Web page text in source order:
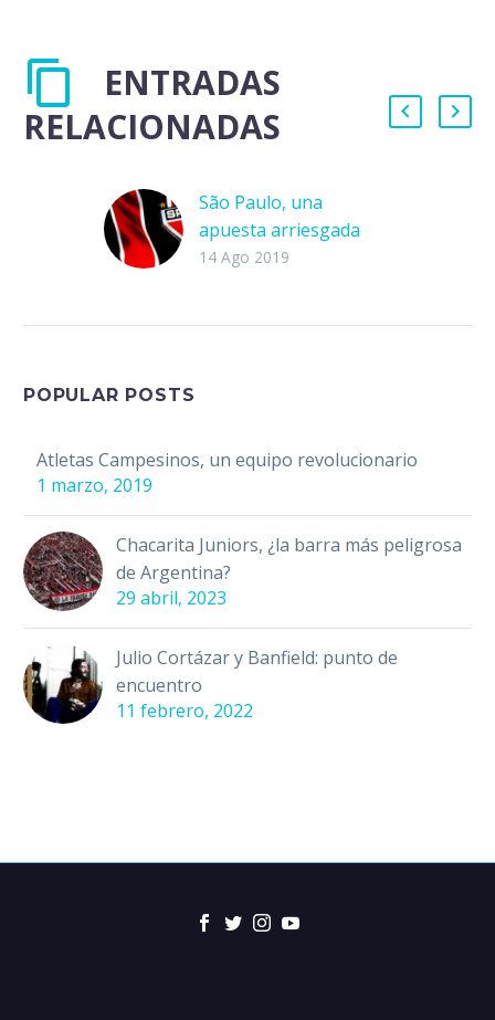
ENTRADAS
RELACIONADAS
São Paulo, una
apuesta arriesgada
Agosto inició de la
14 Ago 2019
POPULAR POSTS
Atletas Campesinos, un equipo revolucionario
1 marzo, 2019
Chacarita Juniors, ¿la barra más peligrosa
de Argentina?
29 abril, 2023
Julio Cortázar y Banfield: punto de
encuentro
11 febrero, 2022